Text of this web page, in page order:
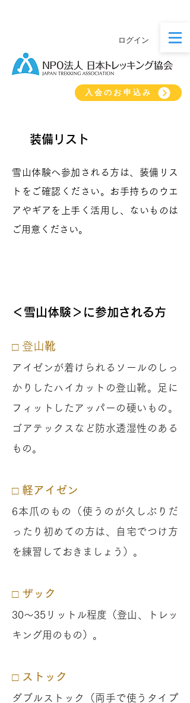
ログイン
入会のお申込み
装備リスト
雪山体験へ参加される方は、装備リス
トをご確認ください。お手持ちのウエ
アやギアを上手く活用し、ないものは
ご用意ください。
＜雪山体験＞に参加される方
□ 登山靴
アイゼンが着けられるソールのしっ
かりしたハイカットの登山靴。足に
フィットしたアッパーの硬いもの。
ゴアテックスなど 防水透湿性のある
もの。
□ 軽アイゼン
6本爪のもの（使うのが久しぶりだ
ったり初めての方は、自宅でつけ方
を練習しておきましょう）。
□ ザック
30〜35リットル程度（登山、トレッ
キング用のもの）。
□ ストック
ダブルストック（両手で使うタイプ